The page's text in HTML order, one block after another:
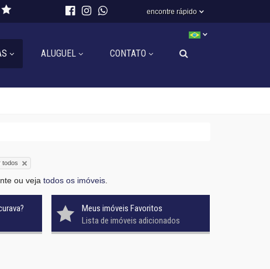
encontre rápido
ALUGUEL CONTATO
todos
ou veja todos os imóveis.
Meus imóveis Favoritos
Lista de imóveis adicionados